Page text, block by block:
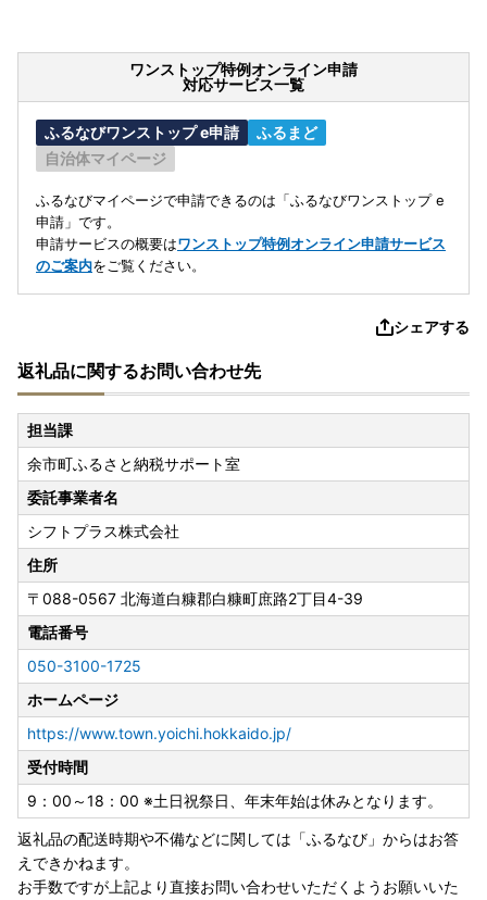
ワンストップ特例オンライン申請
対応サービス一覧
ふるなびワンストップ e申請
ふるまど
自治体マイページ
ふるなびマイページで申請できるのは「ふるなびワンストップ e
申請」です。
申請サービスの概要はワンストップ特例オンライン申請サービス
のご案内をご覧ください。
シェアする
返礼品に関するお問い合わせ先
担当課
余市町ふるさと納税サポート室
委託事業者名
シフトプラス株式会社
住所
〒088-0567 北海道白糠郡白糠町庶路2丁目4-39
電話番号
050-3100-1725
ホームページ
https://www.town.yoichi.hokkaido.jp/
受付時間
9：00～18：00 ※土日祝祭日、年末年始は休みとなります。
返礼品の配送時期や不備などに関しては「ふるなび」からはお答
えできかねます。
お手数ですが上記より直接お問い合わせいただくようお願いいた